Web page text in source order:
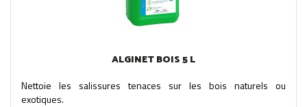
ALGINET BOIS 5 L
Nettoie les salissures tenaces sur les bois naturels ou
exotiques.